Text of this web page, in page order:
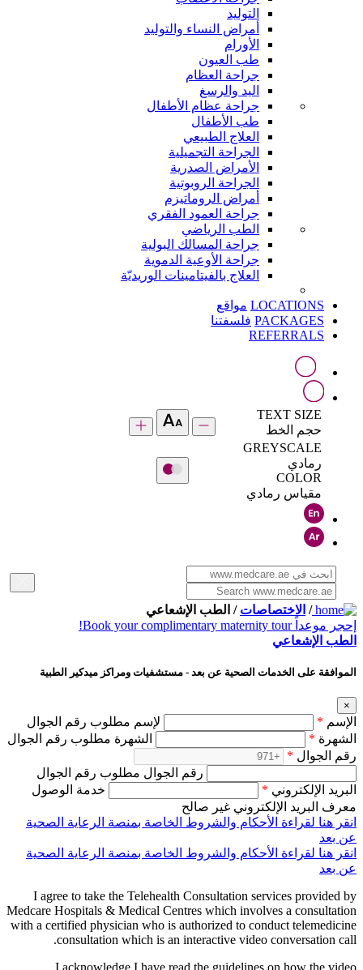
التوليد
أمراض النساء والتوليد
الأورام
طب العيون
جراحة العظام
اليد والرسغ
جراحة عظام الأطفال
طب الأطفال
العلاج الطبيعي
الجراحة التجميلية
الأمراض الصدرية
الجراحة الروبوتية
أمراض الروماتيزم
جراحة العمود الفقري
الطب الرياضي
جراحة المسالك البولية
جراحة الأوعية الدموية
العلاج بالفيتامينات الوريديّة
LOCATIONS مواقع
PACKAGES فلسفتنا
REFERRALS
TEXT SIZE
حجم الخط
GREYSCALE
رمادي
COLOR
مقياس رمادي
/ الاختصاصات / الطب الإشعاعي
إحجر موعداًBook your complimentary maternity tour!
الطب الإشعاعي
الموافقة على الخدمات الصحية عن بعد - مستشفيات ومراكز ميدكير الطبية
×
الإسم *
لإسم مطلوب رقم الجوال
الشهرة *
الشهرة مطلوب رقم الجوال
رقم الجوال *
رقم الجوال مطلوب رقم الجوال
البريد الإلكتروني *
خدمة الوصول
معرف البريد الإلكتروني غير صالح
انقر هنا لقراءة الأحكام والشروط الخاصة بمنصة الرعاية الصحية
عن بعد
انقر هنا لقراءة الأحكام والشروط الخاصة بمنصة الرعاية الصحية
عن بعد
I agree to take the Telehealth Consultation services provided by
Medcare Hospitals & Medical Centres which involves a consultation
with a certified physician who is authorized to conduct telemedicine
consultation which is an interactive video conversation call.
I acknowledge I have read the guidelines on how the video